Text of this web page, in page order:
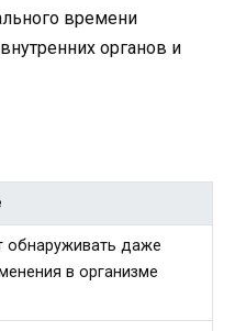
времени
органов и
обнаруживать даже
в организме